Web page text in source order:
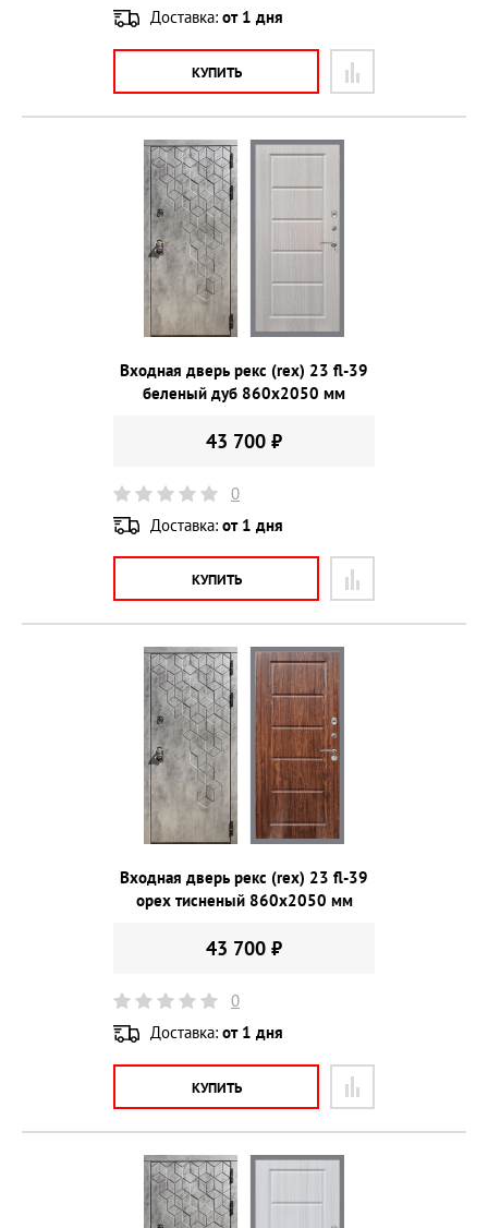
Доставка: от 1 дня
КУПИТЬ
Входная дверь рекс (rex) 23 fl-39
беленый дуб 860х2050 мм
43 700 ₽
0
Доставка: от 1 дня
КУПИТЬ
Входная дверь рекс (rex) 23 fl-39
орех тисненый 860х2050 мм
43 700 ₽
0
Доставка: от 1 дня
КУПИТЬ